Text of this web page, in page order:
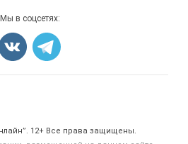
объявлений
Мы в соцсетях:
12+ Все права защищены.